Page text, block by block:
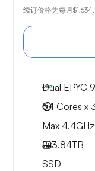
续订价格为每月
Dual EPYC
64 Cores x
Max 4.4GHz
2x3.84TB
SSD